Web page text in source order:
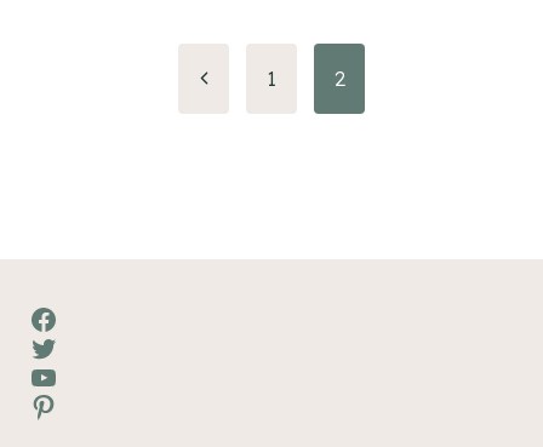
NavigationPage
1 2
Facebook
Twitter
YouTube
Pinterest